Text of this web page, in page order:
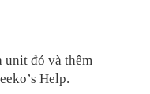
unit đó và thêm
Help.